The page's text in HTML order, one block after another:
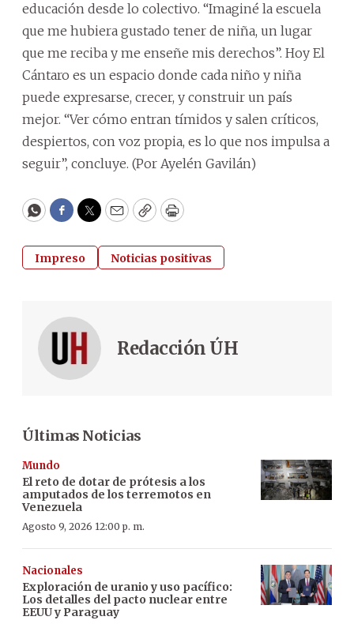
educación desde lo colectivo. “Imaginé la escuela
que me hubiera gustado tener de niña, un lugar
que me reciba y me enseñe mis derechos”. Hoy El
Cántaro es un espacio donde cada niño y niña
puede expresarse, crecer, y construir un país
mejor. “Ver cómo entran tímidos y salen críticos,
despiertos, con voz propia, es lo que nos impulsa a
seguir”, concluye. (Por Ayelén Gavilán)
WhatsApp
Facebook
Twitter
EmailCopyPrint
Impreso Noticias positivas
Redacción ÚH
Últimas Noticias
Mundo
El reto de dotar de prótesis a los
amputados de los terremotos en
Venezuela
Agosto 9, 2026 12:00 p. m.
Nacionales
Exploración de uranio y uso pacífico:
Los detalles del pacto nuclear entre
EEUU y Paraguay